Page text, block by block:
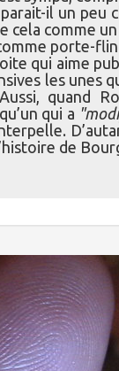
il un peu
cela comme
porte-
qui aime
les unes
quand
qui a
de